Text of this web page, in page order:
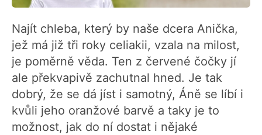
Najít chleba, který by naše dcera Anička,
jež má již tři roky celiakii, vzala na milost,
je poměrně věda. Ten z červené čočky jí
ale překvapivě zachutnal hned. Je tak
dobrý, že se dá jíst i samotný, Áně se líbí i
kvůli jeho oranžové barvě a taky je to
možnost, jak do ní dostat i nějaké